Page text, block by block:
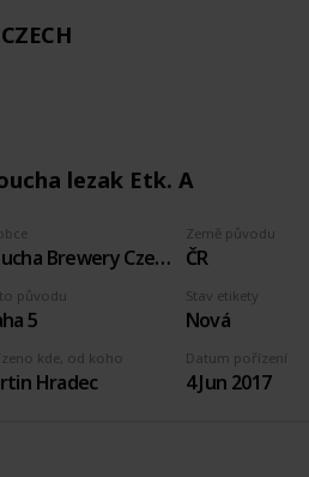
lezak Etk. A
Moucha Brewery Czech
Země původu
ČR
kde, od koho
Hradec
Stav etikety
Nová
Datum pořízení
4 Jun 2017
původu
5